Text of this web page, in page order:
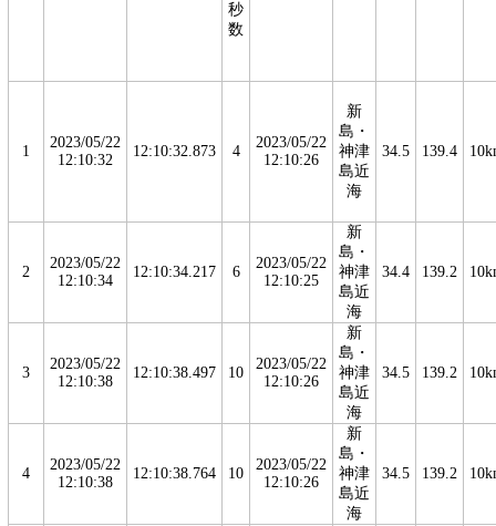
秒
数
1
2023/05/22
12:10:32
12:10:32.873 4
2023/05/22
12:10:26
新
島・
神津
島近
海
34.5 139.4
2
2023/05/22
12:10:34
12:10:34.217 6
2023/05/22
12:10:25
新
島・
神津
島近
海
34.4 139.2
3
2023/05/22
12:10:38
12:10:38.497 10
2023/05/22
12:10:26
新
島・
神津
島近
海
34.5 139.2
4
2023/05/22
12:10:38
12:10:38.764 10
2023/05/22
12:10:26
新
島・
神津
島近
海
34.5 139.2